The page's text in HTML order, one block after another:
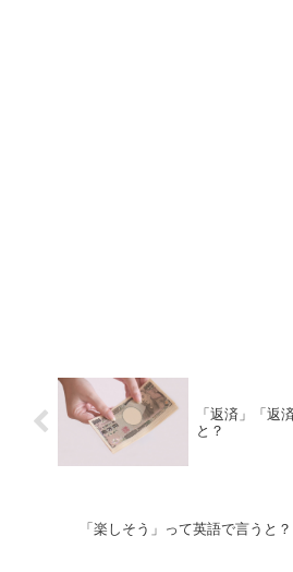
「返済」「返
と？
「楽しそう」って英語で言うと？